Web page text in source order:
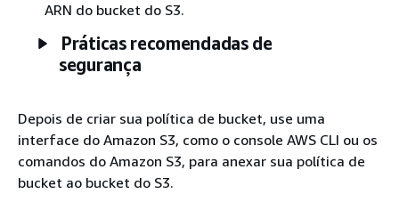
ARN do bucket do S3.
Práticas recomendadas de
segurança
Depois de criar sua política de bucket, use uma
interface do Amazon S3, como o console AWS CLI ou os
comandos do Amazon S3, para anexar sua política de
bucket ao bucket do S3.